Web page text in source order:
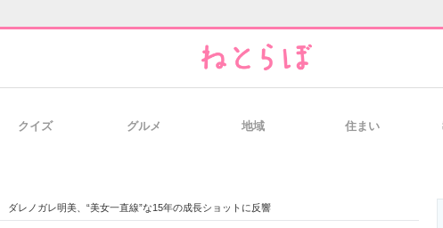
クイズ グルメ 地域 住まい
レノガレ明美、“美女一直線”な15年の成長ショットに反響